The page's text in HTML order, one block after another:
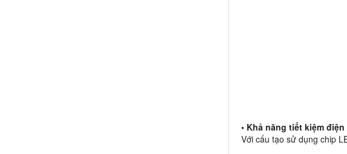
• Khả năng tiết kiệm điện
Với cấu tạo sử dụng chip